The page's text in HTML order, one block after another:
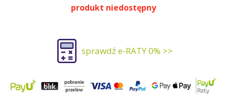
produkt niedostępny
sprawdź e-RATY 0% >>